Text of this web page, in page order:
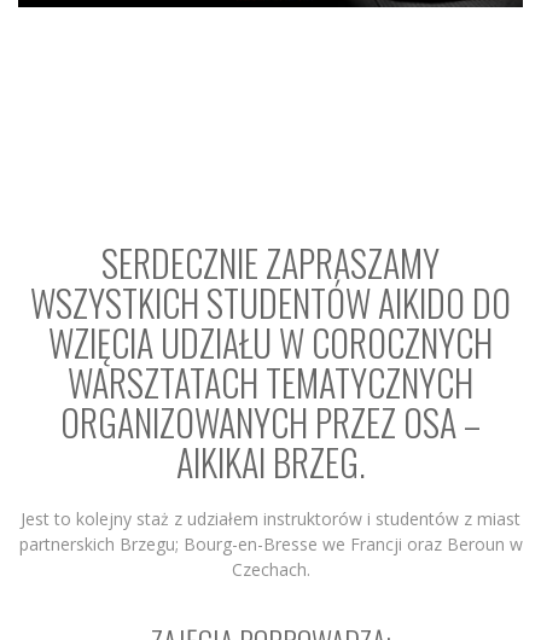
SERDECZNIE ZAPRASZAMY
WSZYSTKICH STUDENTÓW AIKIDO DO
WZIĘCIA UDZIAŁU W COROCZNYCH
WARSZTATACH TEMATYCZNYCH
ORGANIZOWANYCH PRZEZ OSA –
AIKIKAI BRZEG.
Jest to kolejny staż z udziałem instruktorów i studentów z miast
partnerskich Brzegu; Bourg-en-Bresse we Francji oraz Beroun w
Czechach.